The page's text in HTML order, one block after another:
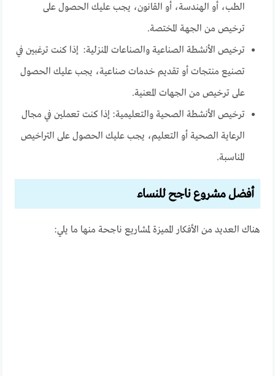
الطب، أو الهندسة، أو القانون، يجب عليك الحصول على
ترخيص من الجهة المختصة.
ترخيص الأنشطة الصناعية والصناعات المنزلية: إذا كنت ترغبين في
تصنيع منتجات أو تقديم خدمات صناعية، يجب عليك الحصول
على ترخيص من الجهات المعنية.
ترخيص الأنشطة الصحية والتعليمية: إذا كنت تعملين في مجال
الرعاية الصحية أو التعليم، يجب عليك الحصول على التراخيص
المناسبة.
أفضل مشروع ناجح للنساء
هناك العديد من الأفكار المميزة لمشاريع ناجحة منها ما يلي: